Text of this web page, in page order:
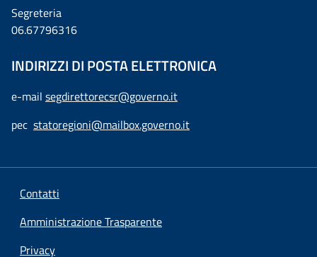
Segreteria
06.67796316
INDIRIZZI DI POSTA ELETTRONICA
e-mail segdirettorecsr@governo.it
pec statoregioni@mailbox.governo.it
Contatti
Amministrazione Trasparente
Privacy